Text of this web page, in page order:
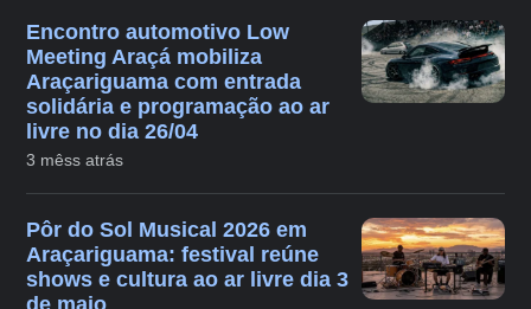
Encontro automotivo Low
Meeting Araçá mobiliza
Araçariguama com entrada
solidária e programação ao ar
livre no dia 26/04
3 mêss atrás
Pôr do Sol Musical 2026 em
Araçariguama: festival reúne
shows e cultura ao ar livre dia 3
de maio